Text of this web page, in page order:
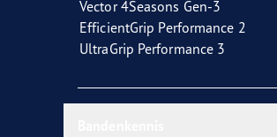
Vector 4Seasons Gen-3
EfficientGrip Performance 2
UltraGrip Performance 3